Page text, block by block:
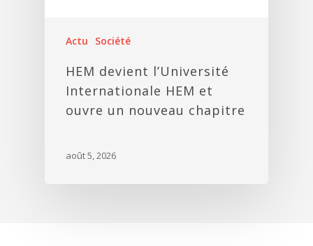
Actu Société
HEM devient l’Université
Internationale HEM et
ouvre un nouveau chapitre
août 5, 2026